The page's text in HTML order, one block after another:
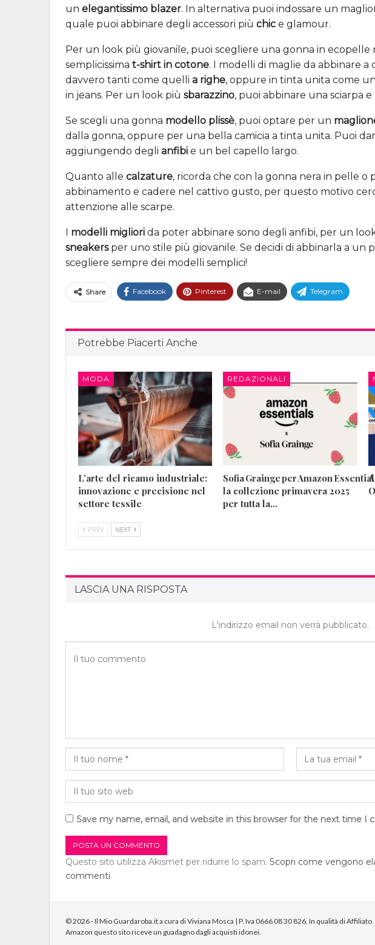
un elegantissimo blazer. In alternativa puoi indossare un
quale puoi abbinare degli accessori più chic e glamour.
Per un look più giovanile, puoi scegliere una gonna in ecopelle
semplicissima t-shirt in cotone. I modelli di maglie da abbinare a
davvero tanti come quelli a righe, oppure in tinta unita come
in jeans. Per un look più sbarazzino, puoi abbinare una sciarpa
Se scegli una gonna modello plissè, puoi optare per un
dalla gonna, oppure per una bella camicia a tinta unita. Puoi
aggiungendo degli anfibi e un bel capello largo.
Quanto alle calzature, ricorda che con la gonna nera in pelle o
abbinamento e cadere nel cattivo gusto, per questo motivo
attenzione alle scarpe.
I modelli migliori da poter abbinare sono degli anfibi, per un
sneakersper uno stile più giovanile. Se decidi di abbinarla a un
scegliere sempre dei modelli semplici!
Share Facebook Pinterest E-mail Telegram
Potrebbe Piacerti Anche
MODA
L’arte del ricamo industriale:
innovazione e precisione nel
settore tessile
REDAZIONALI
Sofia Grainge per Amazon
la collezione primavera 2025
per tutta la…
PREV NEXT
LASCIA UNA RISPOSTA
L'indirizzo email non verrà pubblicato.
Save my name, email, and website in this browser for the next time I
Questo sito utilizza Akismet per ridurre lo spam. Scopri come vengono
commenti.
© 2026 - Il Mio Guardaroba.it a cura di Viviana Mosca | P. Iva 0666 08 30 826. In qualità di Affiliato
Amazon questo sito riceve un guadagno dagli acquisti idonei.